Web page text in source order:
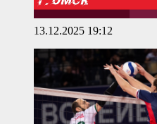
13.12.2025 19:12